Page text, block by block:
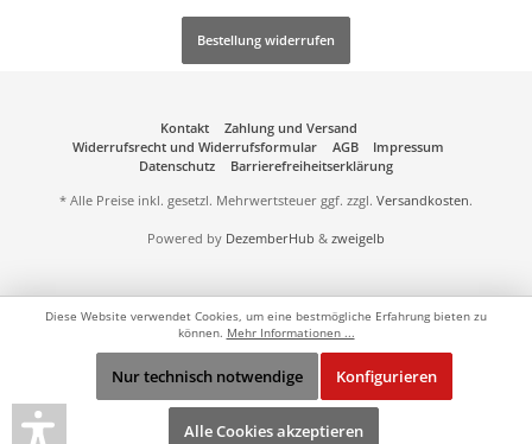
Bestellung widerrufen
Kontakt
Zahlung und Versand
Widerrufsrecht und Widerrufsformular
AGB
Impressum
Datenschutz
Barrierefreiheitserklärung
* Alle Preise inkl. gesetzl. Mehrwertsteuer ggf. zzgl. Versandkosten.
Powered by DezemberHub & zweigelb
Diese Website verwendet Cookies, um eine bestmögliche Erfahrung bieten zu
können. Mehr Informationen ...
Nur technisch notwendige Konfigurieren
Alle Cookies akzeptieren